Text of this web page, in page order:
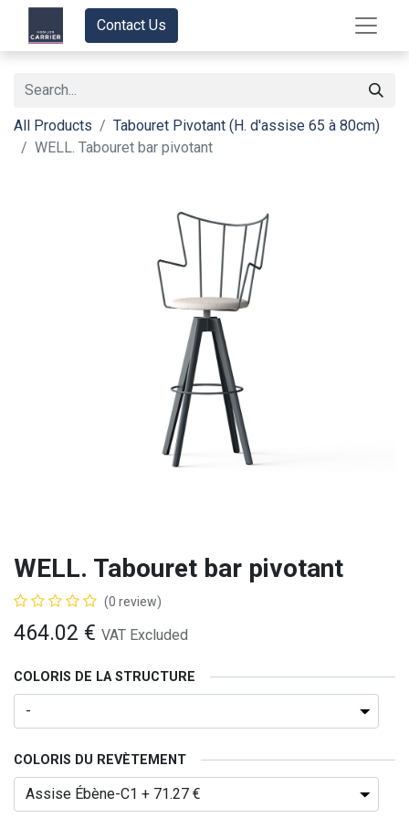
Contact Us
All Products
Tabouret Pivotant (H. d'assise 65 à 80cm)
WELL. Tabouret bar pivotant
WELL. Tabouret bar pivotant
(0 review)
464.02 € VAT Excluded
COLORIS DE LA STRUCTURE
COLORIS DU REVÈTEMENT